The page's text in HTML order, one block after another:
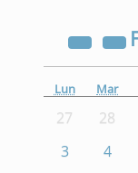
Lun Mar
27 28
3
4